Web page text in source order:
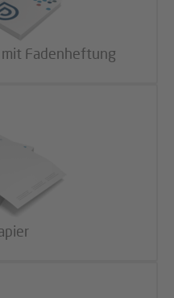
Fadenheftung